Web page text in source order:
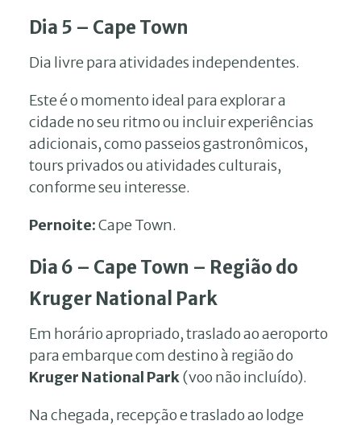
Dia 5 – Cape Town
Dia livre para atividades independentes.
Este é o momento ideal para explorar a
cidade no seu ritmo ou incluir experiências
adicionais, como passeios gastronômicos,
tours privados ou atividades culturais,
conforme seu interesse.
Pernoite:Cape Town.
Dia 6 – Cape Town – Região do
Kruger National Park
Em horário apropriado, traslado ao aeroporto
para embarque com destino à região do
Kruger National Park(voo não incluído).
Na chegada, recepção e traslado ao lodge